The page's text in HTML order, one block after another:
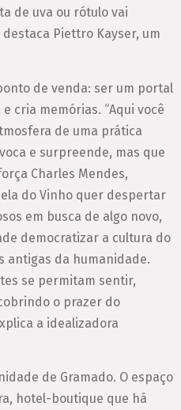
de uva ou rótulo vai
Piettro Kayser, um
de venda: ser um portal
cria memórias. “Aqui você
de uma prática
e surpreende, mas que
Charles Mendes,
do Vinho quer despertar
em busca de algo novo,
democratizar a cultura do
antigas da humanidade.
se permitam sentir,
o prazer do
a idealizadora
de Gramado. O espaço
hotel-boutique que há